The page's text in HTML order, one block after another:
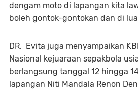
dengam moto di lapangan kita
boleh gontok-gontokan dan di
DR. Evita juga menyampaikan
Nasional kejuaraan sepakbola
berlangsung tanggal 12 hingga
lapangan Niti Mandala Renon